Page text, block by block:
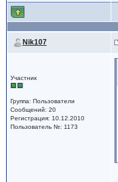
Nik107
Участник
Группа: Пользователи
Сообщений: 20
Регистрация: 10.12.2010
Пользователь №: 1173